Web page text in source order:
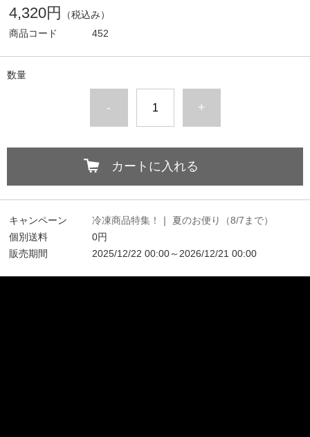
4,320円
（税込み）
商品コード
452
数量
- +
カートに入れる
キャンペーン 冷凍商品特集！ ｜ 夏のお便り（8/7まで）
個別送料
0円
販売期間
2025/12/22 00:00～2026/12/21 00:00